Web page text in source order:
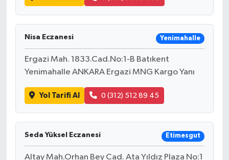
Nisa Eczanesi Yenimahalle
Ergazi Mah. 1833.Cad.No:1-B Batıkent
Yenimahalle ANKARA Ergazi MNG Kargo Yanı
Yol Tarifi Al 0 (312) 512 89 45
Seda Yüksel Eczanesi Etimesgut
Altay Mah.Orhan Bey Cad. Ata Yıldız Plaza No:1